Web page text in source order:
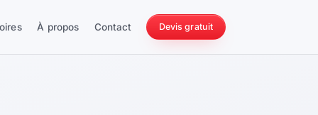
À propos Contact Devis gratuit